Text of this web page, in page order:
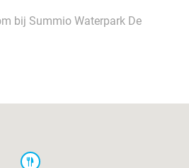
bij Summio Waterpark De
food